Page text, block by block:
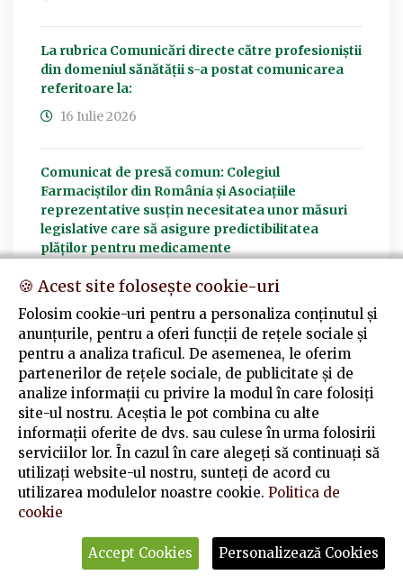
La rubrica Comunicări directe către profesioniștii
din domeniul sănătății s-a postat comunicarea
referitoare la:
16 Iulie 2026
Comunicat de presă comun: Colegiul
Farmaciștilor din România și Asociațiile
reprezentative susțin necesitatea unor măsuri
legislative care să asigure predictibilitatea
plăților pentru medicamente
15 Iulie 2026
ACTUALIZĂRI ȘI NOUTĂȚI LEGISLATIVE
07 Iulie 2026
VEZI ARHIVA
© Copyright2026 Colegiul Farmaciștilor Constanța. Toate
drepturile rezervate
🍪 Acest site folosește cookie-uri
Folosim cookie-uri pentru a personaliza conținutul și
anunțurile, pentru a oferi funcții de rețele sociale și
pentru a analiza traficul. De asemenea, le oferim
partenerilor de rețele sociale, de publicitate și de
analize informații cu privire la modul în care folosiți
site-ul nostru. Aceștia le pot combina cu alte
informații oferite de dvs. sau culese în urma folosirii
serviciilor lor. În cazul în care alegeți să continuați să
utilizați website-ul nostru, sunteți de acord cu
utilizarea modulelor noastre cookie. Politica de
cookie
Accept Cookies Personalizează Cookies